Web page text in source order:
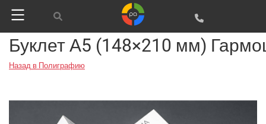
Буклет А5 (148×210 мм)
Назад в Полиграфию